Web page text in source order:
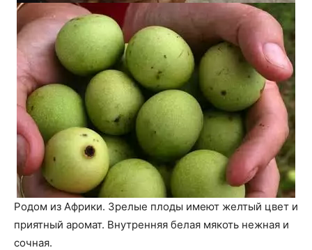
Родом из Африки. Зрелые плоды имеют желтый цвет и
приятный аромат. Внутренняя белая мякоть нежная и
сочная.